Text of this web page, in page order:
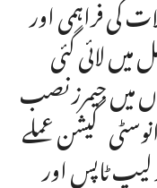
کی فراہمی اور
میں لائی گئی
عدد گاڑیوں میں جیمرز نصب
گیشن عملے
لیپ ٹاپس اور